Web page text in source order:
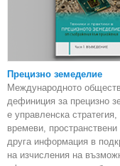
Прецизно земеделие
Международното
дефиниция за прецизно
е управленска
времеви,
друга информация в
на изчисления на